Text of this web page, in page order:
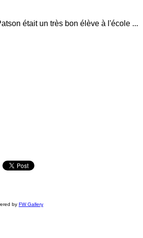
était un très bon élève à l'école ...
by FW Gallery